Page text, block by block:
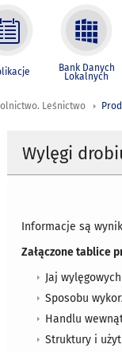
Bank Danych
Lokalnych
Leśnictwo
Wylęgi
Informacje są
Załączone tablice
Jaj
Sposobu
Handlu
Struktury i